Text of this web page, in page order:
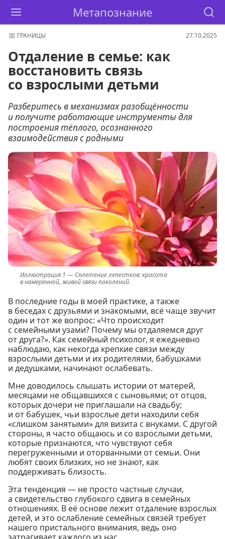
Метапознание
ГРАНИЦЫ 27.10.2025
Отдаление в семье: как
восстановить связь
со взрослыми детьми
Разберитесь в механизмах разобщённости
и получите работающие инструменты для
построения тёплого, осознанного
взаимодействия с родными
Сплетение лепестков: красота
в намеренной, живой связи поколений.
В последние годы в моей практике, а также
в беседах с друзьями и знакомыми, всё чаще звучит
один и тот же вопрос: «Что происходит
с семейными узами? Почему мы отдаляемся друг
от друга?». Как семейный психолог, я ежедневно
наблюдаю, как некогда крепкие связи между
взрослыми детьми и их родителями, бабушками
и дедушками, начинают ослабевать.
Мне доводилось слышать истории от матерей,
месяцами не общавшихся с сыновьями; от отцов,
которых дочери не приглашали на свадьбу;
и от бабушек, чьи взрослые дети находили себя
«слишком занятыми» для визита с внуками. С другой
стороны, я часто общаюсь и со взрослыми детьми,
которые признаются, что чувствуют себя
перегруженными и оторванными от семьи. Они
любят своих близких, но не знают, как
поддерживать близость.
Эта тенденция — не просто частные случаи,
а свидетельство глубокого сдвига в семейных
отношениях. В её основе лежит отдаление взрослых
детей, и это ослабление семейных связей требует
нашего пристального внимания, ведь оно